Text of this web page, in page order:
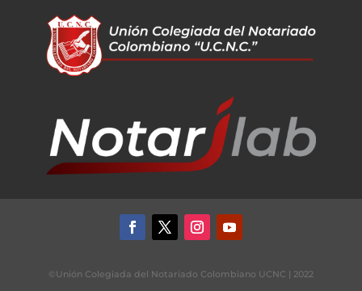
©Unión Colegiada del Notariado Colombiano UCNC | 2022